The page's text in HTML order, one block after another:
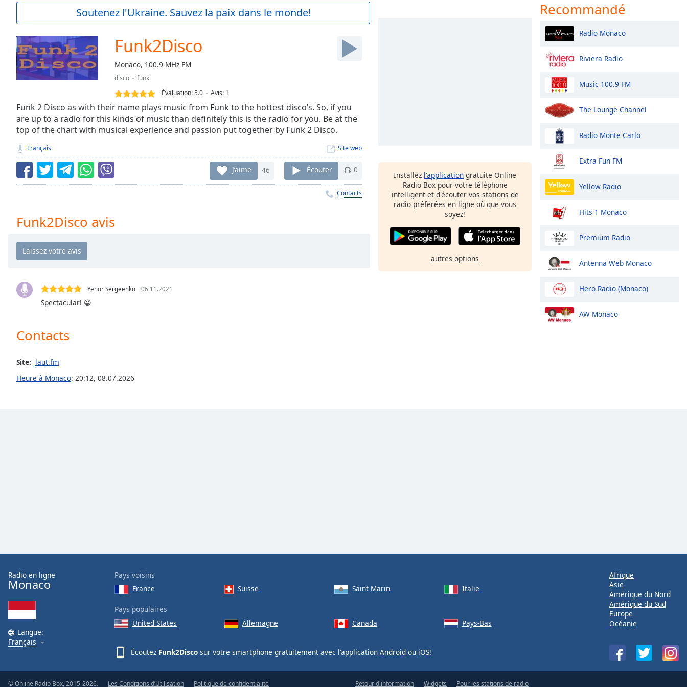
Current
Duration-:-
Loaded:
0.00%
Stream
Seek to
currently
behind
LIVE
Remaining
Time-
Chapters
descriptions
off
Subtitles
settings,
opens
window.
dialog
window.
Escape
Soutenez l'Ukraine. Sauvez la paix dans le monde!
Funk2Disco
Monaco, 100.9 MHz FM
disco
funk
Évaluation:5.0 Avis: 1
Funk 2 Disco as with their name plays music from Funk to the hottest disco’s. So, if you
are up to a radio for this kinds of music than definitely this is the radio for you. Be at the
top of the chart with musical experience and passion put together by Funk 2 Disco.
Français Site web
J’aime 46 Écouter 0
Contacts
Funk2Disco avis
Yehor Sergeenko 06.11.2021
Spectacular! 😀
Contacts
Site: laut.fm
Heure à Monaco: 20:12, 08.07.2026
Installez l'application gratuite Online
Radio Box pour votre téléphone
intelligent et d'écouter vos stations de
radio préférées en ligne où que vous
soyez!
autres options
Recommandé
Radio Monaco
Riviera Radio
Music 100.9 FM
The Lounge Channel
Radio Monte Carlo
Extra Fun FM
Yellow Radio
Hits 1 Monaco
Premium Radio
Antenna Web Monaco
Hero Radio (Monaco)
AW Monaco
Radio en ligne
Monaco
Langue:
Français
Pays voisins
France
Suisse Saint Marin Italie
Pays populaires
United States
Allemagne Canada Pays-Bas
Écoutez Funk2Disco sur votre smartphone gratuitement avec l'application Android ou iOS!
Afrique
Asie
Amérique du Nord
Amérique du Sud
Europe
Océanie
© Online Radio Box, 2015-2026. Les Conditions d’Utilisation Politique de confidentialité Retour d'information Widgets Pour les stations de radio